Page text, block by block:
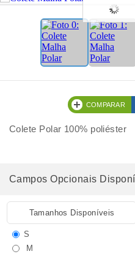
COMPARAR
Colete Polar 100% poliéster
Campos Opcionais
Tamanhos Disponíveis
S
M